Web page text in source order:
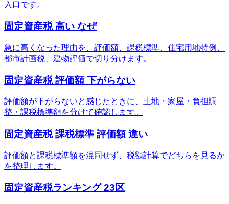
入口です。
固定資産税 高い なぜ
急に高くなった理由を、評価額、課税標準、住宅用地特例、
都市計画税、建物評価で切り分けます。
固定資産税 評価額 下がらない
評価額が下がらないと感じたときに、土地・家屋・負担調
整・課税標準額を分けて確認します。
固定資産税 課税標準 評価額 違い
評価額と課税標準額を混同せず、税額計算でどちらを見るか
を整理します。
固定資産税ランキング 23区